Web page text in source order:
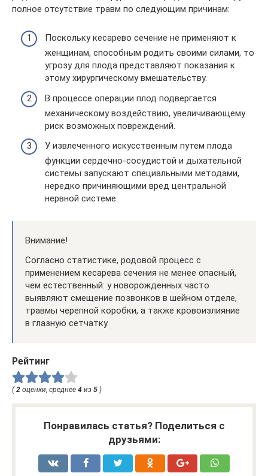
полное отсутствие травм по следующим причинам:
Поскольку кесарево сечение не применяют к
женщинам, способным родить своими силами, то
угрозу для плода представляют показания к
этому хирургическому вмешательству.
В процессе операции плод подвергается
механическому воздействию, увеличивающему
риск возможных повреждений.
У извлеченного искусственным путем плода
функции сердечно-сосудистой и дыхательной
системы запускают специальными методами,
нередко причиняющими вред центральной
нервной системе.
Внимание!
Согласно статистике, родовой процесс с
применением кесарева сечения не менее опасный,
чем естественный: у новорожденных часто
выявляют смещение позвонков в шейном отделе,
травмы черепной коробки, а также кровоизлияние
в глазную сетчатку.
Рейтинг
( 2 оценки, среднее 4 из 5 )
Понравилась статья? Поделиться с
друзьями: